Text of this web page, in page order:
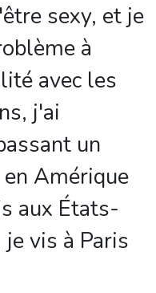
sexy, et je
à
avec les
j'ai
un
Amérique
aux États-
vis à Paris